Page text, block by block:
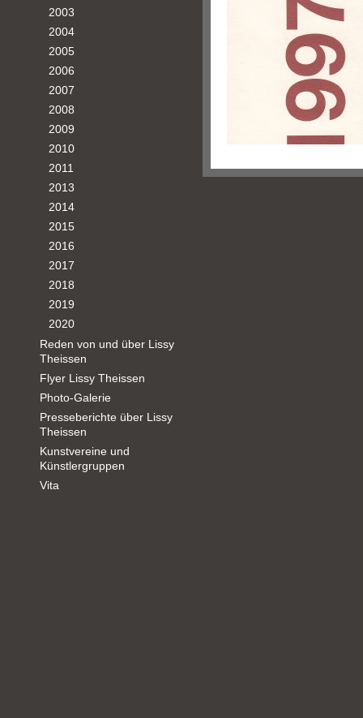
2003
2004
2005
2006
2007
2008
2009
2010
2011
2013
2014
2015
2016
2017
2018
2019
2020
Reden von und über Lissy
Theissen
Flyer Lissy Theissen
Photo-Galerie
Presseberichte über Lissy
Theissen
Kunstvereine und
Künstlergruppen
Vita